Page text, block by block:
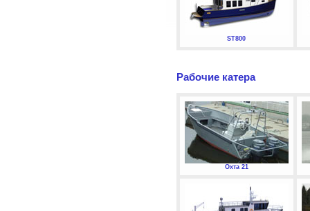
ST800
Рабочие катера
Охта 21